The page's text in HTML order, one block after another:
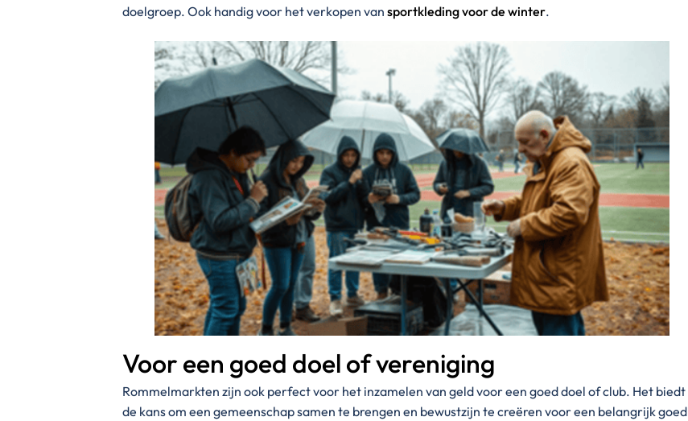
doelgroep. Ook handig voor het verkopen van sportkleding voor de winter.
Voor een goed doel of vereniging
Rommelmarkten zijn ook perfect voor het inzamelen van geld voor een goed doel of club. Het biedt
de kans om een gemeenschap samen te brengen en bewustzijn te creëren voor een belangrijk goed